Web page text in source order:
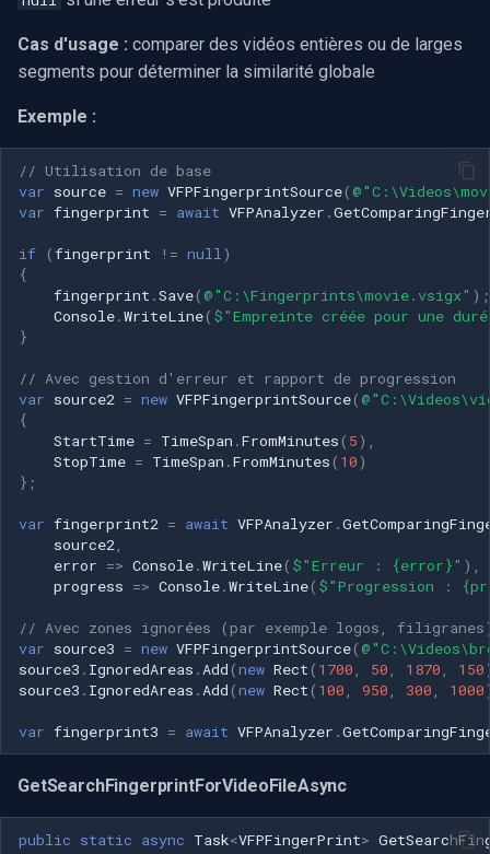
Verkada
Arlo
Tenda
Cas d'usage : comparer des vidéos entières ou de larges
segments pour déterminer la similarité globale
Exemple :
// Utilisation de base
var source = new VFPFingerprintSource(
var fingerprint = await VFPAnalyzer .
if (fingerprint != null )
{
fingerprint .Save( @"C:\Fingerprints\movie.vsigx" );
Console.WriteLine( $"Empreinte créée pour une
}
// Avec gestion d'erreur et rapport de progression
var source2 = new VFPFingerprintSource(
{
StartTime = TimeSpan .FromMinutes ( 5),
StopTime = TimeSpan .FromMinutes ( 10)
};
var fingerprint2 = await VFPAnalyzer .
source2
error => Console.WriteLine( $"Erreur : {error}" ),
progress => Console.WriteLine( $"Progression :
// Avec zones ignorées (par exemple logos,
var source3 = new VFPFingerprintSource(
source3 . IgnoredAreas . Add (new Rect ( 1700 50 1870 150
source3 . IgnoredAreas . Add (new Rect ( 100 950 300 1000
var fingerprint3 = await VFPAnalyzer .
GetSearchFingerprintForVideoFileAsync
public static async Task<VFPFingerPrint>